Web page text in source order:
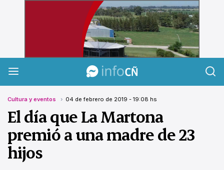
InfoCañuelas
Cultura y eventos 04 de febrero de 2019 - 19:08 hs
El día que La Martona
premió a una madre de 23
hijos